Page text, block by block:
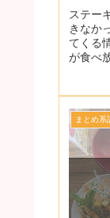
ステー
きなか
てくる
が食べ
まとめ系